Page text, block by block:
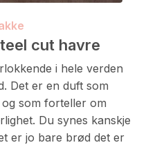
cut havre
i hele verden
Det er en duft som
som forteller om
Du synes kanskje
er jo bare brød det er